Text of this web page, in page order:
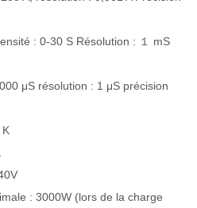
: 0-30 S Résolution : １ mS
μS résolution : 1 μS précision
K
: 3000W (lors de la charge